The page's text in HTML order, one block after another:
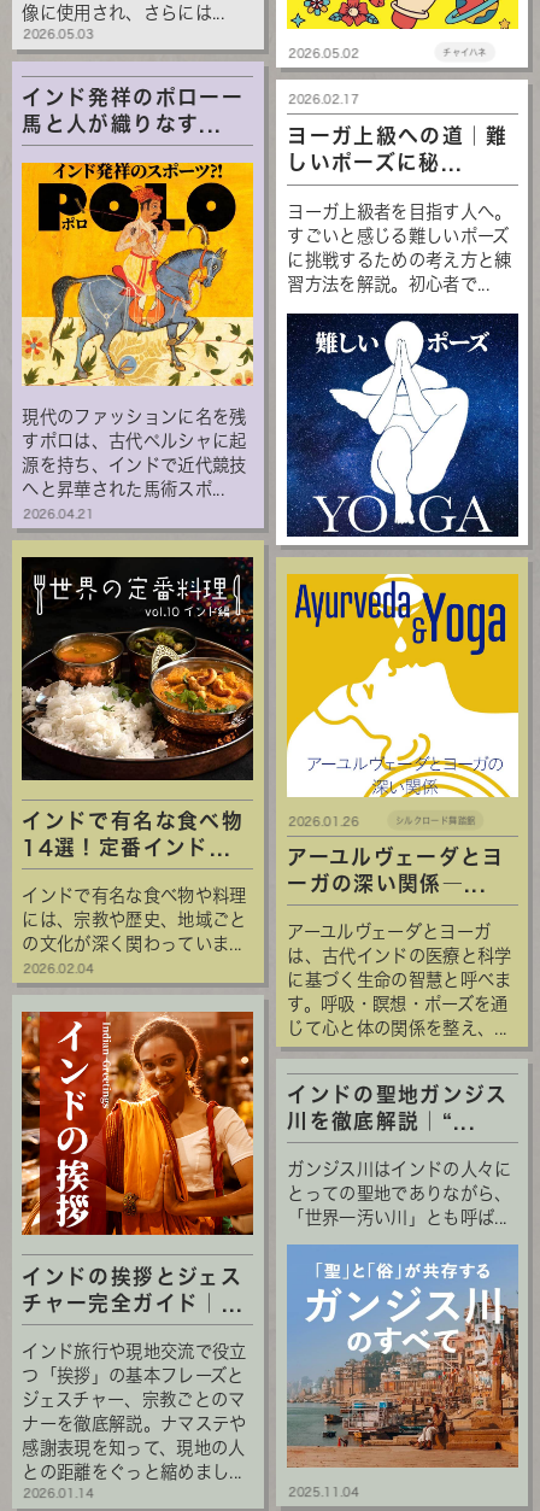
像に使用され、さらには...
2026.05.03
2026.05.02 チャイハネ
インド発祥のポローー
馬と人が織りなす...
現代のファッションに名を残
すポロは、古代ペルシャに起
源を持ち、インドで近代競技
へと昇華された馬術スポ...
2026.04.21
ヨーガ上級への道｜難
しいポーズに秘...
ヨーガ上級者を目指す人へ。
すごいと感じる難しいポーズ
に挑戦するための考え方と練
習方法を解説。初心者で...
2026.02.17
インドで有名な食べ物
14選！定番インド...
インドで有名な食べ物や料理
には、宗教や歴史、地域ごと
の文化が深く関わっていま...
2026.02.04
アーユルヴェーダとヨ
ーガの深い関係―...
アーユルヴェーダとヨーガ
は、古代インドの医療と科学
に基づく生命の智慧と呼べま
す。呼吸・瞑想・ポーズを通
じて心と体の関係を整え、...
2026.01.26 シルクロード舞踏館
インドの挨拶とジェス
チャー完全ガイド｜...
インド旅行や現地交流で役立
つ「挨拶」の基本フレーズと
ジェスチャー、宗教ごとのマ
ナーを徹底解説。ナマステや
感謝表現を知って、現地の人
との距離をぐっと縮めまし...
2026.01.14
インドの聖地ガンジス
川を徹底解説｜“...
ガンジス川はインドの人々に
とっての聖地でありながら、
「世界一汚い川」とも呼ば...
2025.11.04